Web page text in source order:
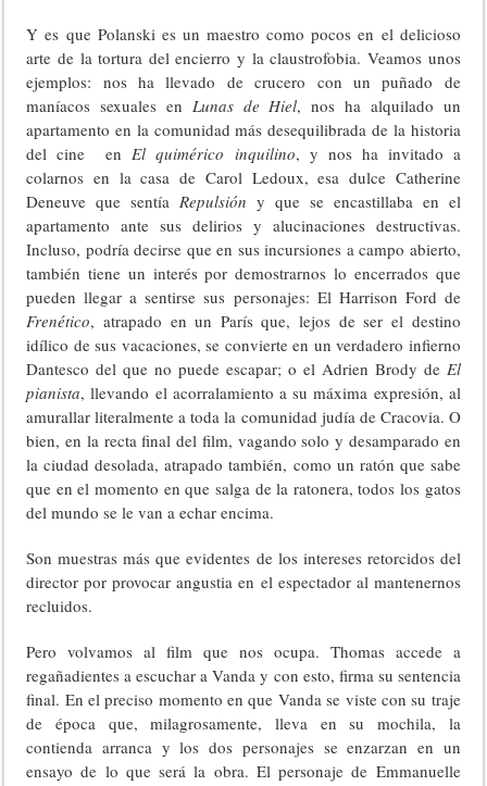
Y es que Polanski es un maestro como pocos en el delicioso
arte de la tortura del encierro y la claustrofobia. Veamos unos
ejemplos: nos ha llevado de crucero con un puñado de
maníacos sexuales en Lunas de Hiel, nos ha alquilado un
apartamento en la comunidad más desequilibrada de la historia
del cine enEl quimérico inquilino, y nos ha invitado a
colarnos en la casa de Carol Ledoux, esa dulce Catherine
Deneuve que sentíaRepulsión y que se encastillaba en el
apartamento ante sus delirios y alucinaciones destructivas.
Incluso, podría decirse que en sus incursiones a campo abierto,
también tiene un interés por demostrarnos lo encerrados que
pueden llegar a sentirse sus personajes: El Harrison Ford de
Frenético, atrapado en un París que, lejos de ser el destino
idílico de sus vacaciones, se convierte en un verdadero infierno
Dantesco del que no puede escapar; o el Adrien Brody de El
pianista, llevando el acorralamiento a su máxima expresión, al
amurallar literalmente a toda la comunidad judía de Cracovia. O
bien, en la recta final del film, vagando solo y desamparado en
la ciudad desolada, atrapado también, como un ratón que sabe
que en el momento en que salga de la ratonera, todos los gatos
del mundo se le van a echar encima.
Son muestras más que evidentes de los intereses retorcidos del
director por provocar angustia en el espectador al mantenernos
recluidos.
Pero volvamos al film que nos ocupa. Thomas accede a
regañadientes a escuchar a Vanda y con esto, firma su sentencia
final. En el preciso momento en que Vanda se viste con su traje
de época que, milagrosamente, lleva en su mochila, la
contienda arranca y los dos personajes se enzarzan en un
ensayo de lo que será la obra. El personaje de Emmanuelle